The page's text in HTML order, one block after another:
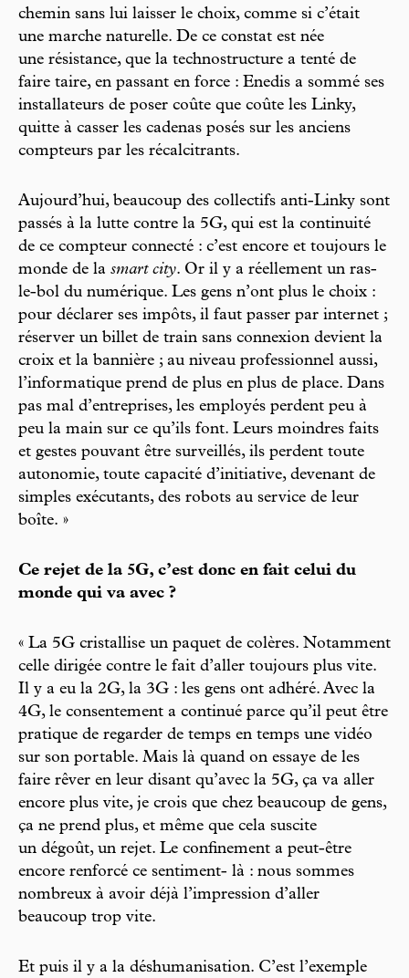
chemin sans lui laisser le choix, comme si c’était
une marche naturelle. De ce constat est née
une résistance, que la technostructure a tenté de
faire taire, en passant en force : Enedis a sommé ses
installateurs de poser coûte que coûte les Linky,
quitte à casser les cadenas posés sur les anciens
compteurs par les récalcitrants.
Aujourd’hui, beaucoup des collectifs anti-Linky sont
passés à la lutte contre la 5G, qui est la continuité
de ce compteur connecté : c’est encore et toujours le
monde de la smart city. Or il y a réellement un ras-
le-bol du numérique. Les gens n’ont plus le choix :
pour déclarer ses impôts, il faut passer par internet ;
réserver un billet de train sans connexion devient la
croix et la bannière ; au niveau professionnel aussi,
l’informatique prend de plus en plus de place. Dans
pas mal d’entreprises, les employés perdent peu à
peu la main sur ce qu’ils font. Leurs moindres faits
et gestes pouvant être surveillés, ils perdent toute
autonomie, toute capacité d’initiative, devenant de
simples exécutants, des robots au service de leur
boîte. »
Ce rejet de la 5G, c’est donc en fait celui du
monde qui va avec ?
« La 5G cristallise un paquet de colères. Notamment
celle dirigée contre le fait d’aller toujours plus vite.
Il y a eu la 2G, la 3G : les gens ont adhéré. Avec la
4G, le consentement a continué parce qu’il peut être
pratique de regarder de temps en temps une vidéo
sur son portable. Mais là quand on essaye de les
faire rêver en leur disant qu’avec la 5G, ça va aller
encore plus vite, je crois que chez beaucoup de gens,
ça ne prend plus, et même que cela suscite
un dégoût, un rejet. Le confinement a peut-être
encore renforcé ce sentiment- là : nous sommes
nombreux à avoir déjà l’impression d’aller
beaucoup trop vite.
Et puis il y a la déshumanisation. C’est l’exemple